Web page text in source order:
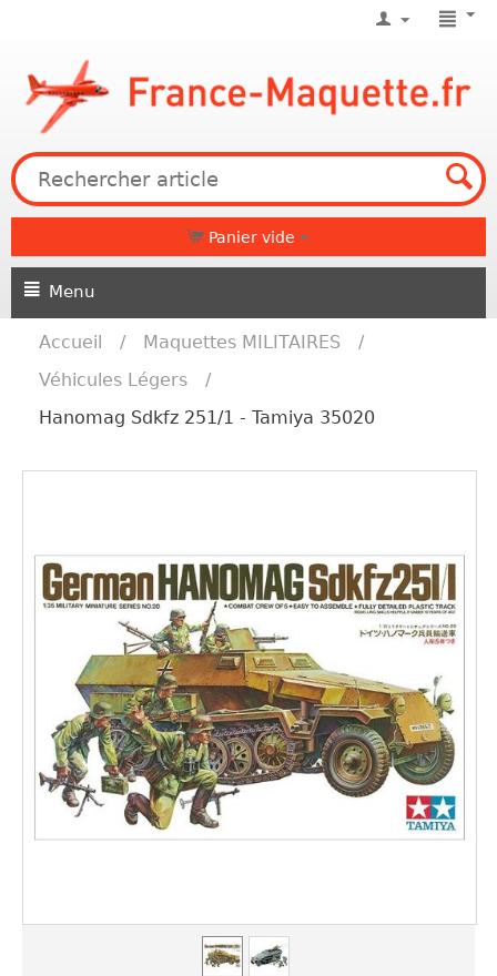
Panier vide
Menu
Accueil / Maquettes MILITAIRES
/
Véhicules Légers
/
Hanomag Sdkfz 251/1 - Tamiya 35020